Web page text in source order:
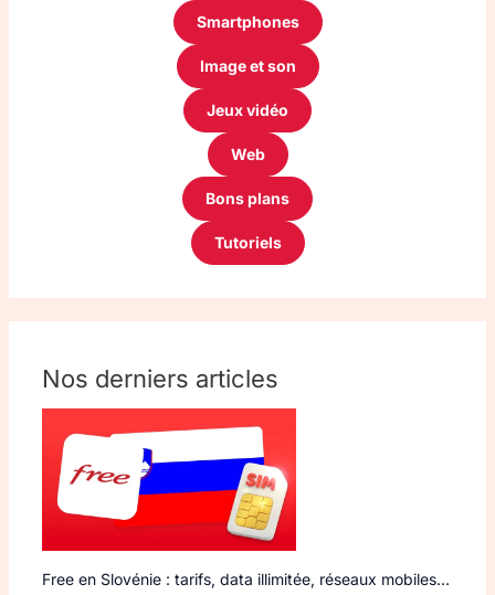
Smartphones
Image et son
Jeux vidéo
Web
Bons plans
Tutoriels
Nos derniers articles
Free en Slovénie : tarifs, data illimitée, réseaux mobiles…